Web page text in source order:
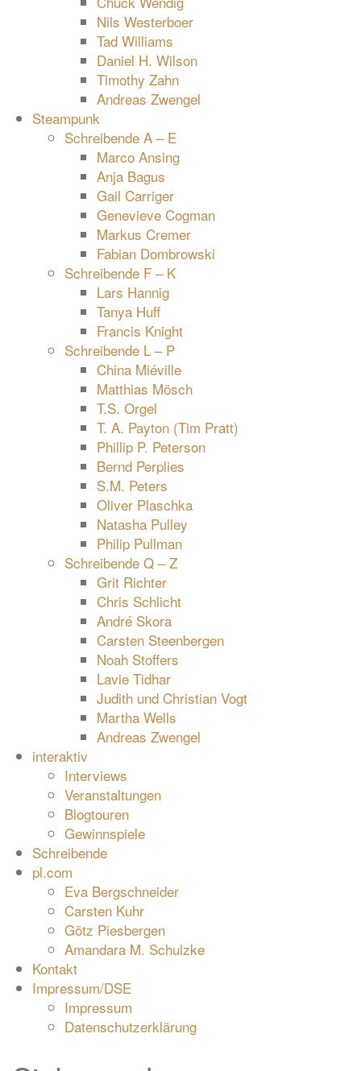
Nils Westerboer
Tad Williams
Daniel H. Wilson
Timothy Zahn
Andreas Zwengel
Steampunk
Schreibende A – E
Marco Ansing
Anja Bagus
Gail Carriger
Genevieve Cogman
Markus Cremer
Fabian Dombrowski
Schreibende F – K
Lars Hannig
Tanya Huff
Francis Knight
Schreibende L – P
China Miéville
Matthias Mösch
T.S. Orgel
T. A. Payton (Tim Pratt)
Phillip P. Peterson
Bernd Perplies
S.M. Peters
Oliver Plaschka
Natasha Pulley
Philip Pullman
Schreibende Q – Z
Grit Richter
Chris Schlicht
André Skora
Carsten Steenbergen
Noah Stoffers
Lavie Tidhar
Judith und Christian Vogt
Martha Wells
Andreas Zwengel
interaktiv
Interviews
Veranstaltungen
Blogtouren
Gewinnspiele
Schreibende
pl.com
Eva Bergschneider
Carsten Kuhr
Götz Piesbergen
Amandara M. Schulzke
Kontakt
Impressum/DSE
Impressum
Datenschutzerklärung